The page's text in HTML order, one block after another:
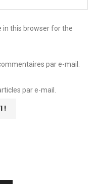
in this browser for the
par e-mail.
par e-mail.